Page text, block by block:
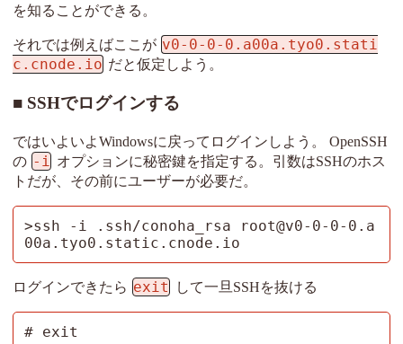
を知ることができる。
それでは例えばここが v0-0-0-0.a00a.tyo0.stati
c.cnode.io だと仮定しよう。
SSHでログインする
ではいよいよWindowsに戻ってログインしよう。 OpenSSH
の -i オプションに秘密鍵を指定する。引数はSSHのホス
トだが、その前にユーザーが必要だ。
>ssh -i .ssh/conoha_rsa root@v0-0-0-0.a
00a.tyo0.static.cnode.io
ログインできたら exit して一旦SSHを抜ける
# exit